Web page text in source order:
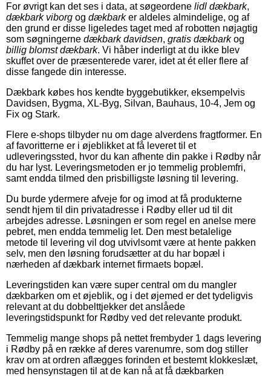
For øvrigt kan det ses i data, at søgeordene lidl dækbark,
dækbark viborg og dækbarker aldeles almindelige, og af
den grund er disse ligeledes taget med af robotten nøjagtig
som søgningerne dækbark davidsen, gratis dækbarkog
billig blomst dækbark. Vi håber inderligt at du ikke blev
skuffet over de præsenterede varer, idet at ét eller flere af
disse fangede din interesse.
Dækbark købes hos kendte byggebutikker, eksempelvis
Davidsen, Bygma, XL-Byg, Silvan, Bauhaus, 10-4, Jem og
Fix og Stark.
Flere e-shops tilbyder nu om dage alverdens fragtformer. En
af favoritterne er i øjeblikket at få leveret til et
udleveringssted, hvor du kan afhente din pakke i Rødby når
du har lyst. Leveringsmetoden er jo temmelig problemfri,
samt endda tilmed den prisbilligste løsning til levering.
Du burde ydermere afveje for og imod at få produkterne
sendt hjem til din privatadresse i Rødby eller ud til dit
arbejdes adresse. Løsningen er som regel en anelse mere
pebret, men endda temmelig let. Den mest betalelige
metode til levering vil dog utvivlsomt være at hente pakken
selv, men den løsning forudsætter at du har bopæl i
nærheden af dækbark internet firmaets bopæl.
Leveringstiden kan være super central om du mangler
dækbarken om et øjeblik, og i det øjemed er det tydeligvis
relevant at du dobbelttjekker det anslåede
leveringstidspunkt for Rødby ved det relevante produkt.
Temmelig mange shops på nettet frembyder 1 dags levering
i Rødby på en række af deres varenumre, som dog stiller
krav om at ordren aflægges forinden et bestemt klokkeslæt,
med hensynstagen til at de kan nå at få dækbarken